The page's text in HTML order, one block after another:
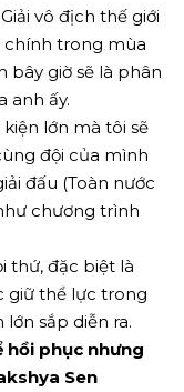
vô địch thế giới
trong mùa
bây giờ sẽ là phân
anh ấy.
lớn mà tôi sẽ
đội của mình
đấu (Toàn nước
chương trình
thứ, đặc biệt là
giữ thể lực trong
sắp diễn ra.
hồi phục nhưng
Sen